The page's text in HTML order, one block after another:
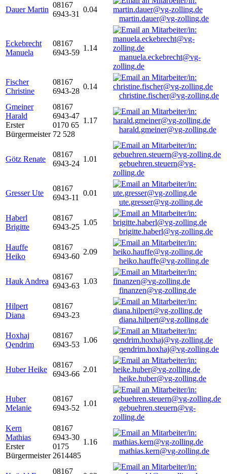
Dauer Martin
08167
6943-31
0.04
martin.dauer@vg-zolling.de
Eckebrecht
Manuela
08167
6943-59
1.14
manuela.eckebrecht@vg-
zolling.de
Fischer
Christine
08167
6943-28
0.14
christine.fischer@vg-zolling.de
Gmeiner
Harald
Erster
Bürgermeister
08167
6943-47
0170 65
72 528
1.17
harald.gmeiner@vg-zolling.de
Götz Renate
08167
6943-24
1.01
gebuehren.steuern@vg-
zolling.de
Gresser Ute
08167
6943-11
0.01
ute.gresser@vg-zolling.de
Haberl
Brigitte
08167
6943-25
1.05
brigitte.haberl@vg-zolling.de
Hauffe
Heiko
08167
6943-60
2.09
heiko.hauffe@vg-zolling.de
Hauk Andrea
08167
6943-63
1.03
finanzen@vg-zolling.de
Hilpert
Diana
08167
6943-23
diana.hilpert@vg-zolling.de
Hoxhaj
Qendrim
08167
6943-53
1.06
qendrim.hoxhaj@vg-zolling.de
Huber Heike
08167
6943-66
2.01
heike.huber@vg-zolling.de
Huber
Melanie
08167
6943-52
1.01
gebuehren.steuern@vg-
zolling.de
Kern
Mathias
Erster
Bürgermeister
08167
6943-30
0175
2614485
1.16
mathias.kern@vg-zolling.de
08167